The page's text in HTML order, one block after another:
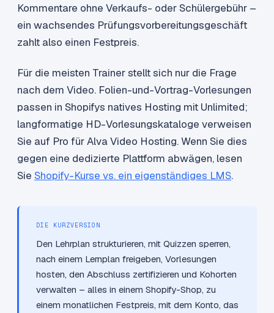
Kommentare ohne Verkaufs- oder Schülergebühr –
ein wachsendes Prüfungsvorbereitungsgeschäft
zahlt also einen Festpreis.
Für die meisten Trainer stellt sich nur die Frage
nach dem Video. Folien-und-Vortrag-Vorlesungen
passen in Shopifys natives Hosting mit Unlimited;
langformatige HD-Vorlesungskataloge verweisen
Sie auf Pro für Alva Video Hosting. Wenn Sie dies
gegen eine dedizierte Plattform abwägen, lesen
Sie Shopify-Kurse vs. ein eigenständiges LMS.
DIE KURZVERSION
Den Lehrplan strukturieren, mit Quizzen sperren,
nach einem Lernplan freigeben, Vorlesungen
hosten, den Abschluss zertifizieren und Kohorten
verwalten – alles in einem Shopify-Shop, zu
einem monatlichen Festpreis, mit dem Konto, das